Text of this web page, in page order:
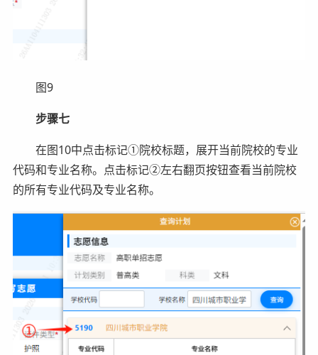
图9
步骤七
在图10中点击标记①院校标题，展开当前院校的专业
代码和专业名称。点击标记②左右翻页按钮查看当前院校
的所有专业代码及专业名称。